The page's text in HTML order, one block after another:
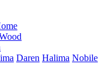
Daren Halima Nobile